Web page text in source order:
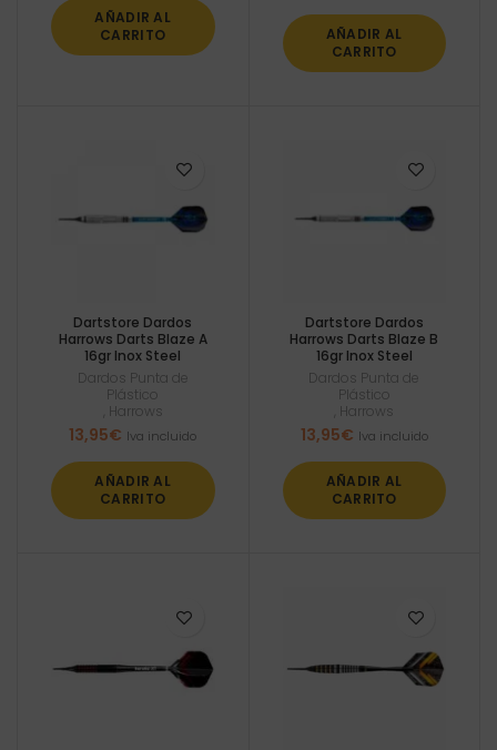
AÑADIR AL
CARRITO
AÑADIR AL
CARRITO
Dartstore Dardos
Harrows Darts Blaze A
16gr Inox Steel
Dardos Punta de
Plástico
Harrows
13,95€ Iva incluido
AÑADIR AL
CARRITO
Dartstore Dardos
Harrows Darts Blaze B
16gr Inox Steel
Dardos Punta de
Plástico
Harrows
13,95€ Iva incluido
AÑADIR AL
CARRITO